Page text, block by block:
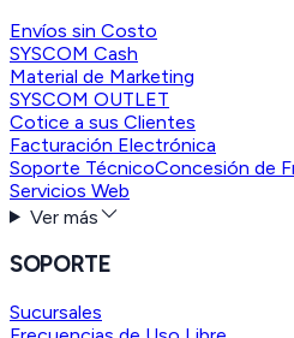
Envíos sin Costo
SYSCOM Cash
Material de Marketing
SYSCOM OUTLET
Cotice a sus Clientes
Facturación Electrónica
Soporte TécnicoConcesión de
Servicios Web
Ver más
SOPORTE
Sucursales